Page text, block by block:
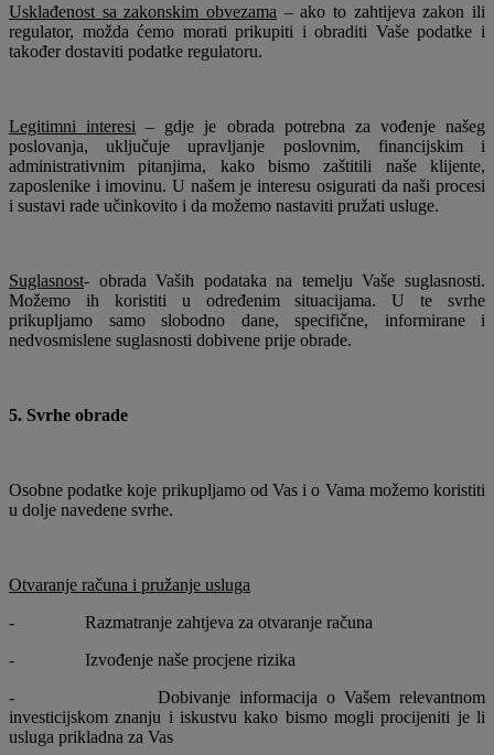
Usklađenost sa zakonskim obvezama – ako to zahtijeva zakon ili
regulator, možda ćemo morati prikupiti i obraditi Vaše podatke i
također dostaviti podatke regulatoru.
Legitimni interesi – gdje je obrada potrebna za vođenje našeg
poslovanja, uključuje upravljanje poslovnim, financijskim i
administrativnim pitanjima, kako bismo zaštitili naše klijente,
zaposlenike i imovinu. U našem je interesu osigurati da naši procesi
i sustavi rade učinkovito i da možemo nastaviti pružati usluge.
Suglasnost- ​​obrada Vaših podataka na temelju Vaše suglasnosti.
Možemo ih koristiti u određenim situacijama. U te svrhe
prikupljamo samo slobodno dane, specifične, informirane i
nedvosmislene suglasnosti dobivene prije obrade.
5. Svrhe obrade
Osobne podatke koje prikupljamo od Vas i o Vama možemo koristiti
u dolje navedene svrhe.
Otvaranje računa i pružanje usluga
- Razmatranje zahtjeva za otvaranje računa
- Izvođenje naše procjene rizika
- Dobivanje informacija o Vašem relevantnom
investicijskom znanju i iskustvu kako bismo mogli procijeniti je li
usluga prikladna za Vas